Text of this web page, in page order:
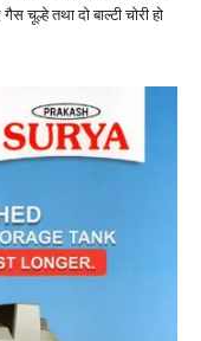
तथा दो बाल्टी चोरी हो